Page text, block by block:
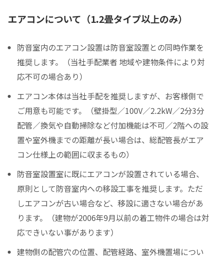
エアコンについて（1.2畳タイプ以上のみ）
防音室内のエアコン設置は防音室設置との同時作業を
推奨します。（当社手配業者 地域や建物条件により対
応不可の場合あり）
エアコン本体は当社手配を推奨しますが、お客様側で
ご用意も可能です。（壁掛型／100V／2.2kW／2分3分
配管／換気や自動掃除など付加機能は不可／2階への設
置や室外機までの距離が長い場合は、総配管長がエア
コン仕様上の範囲に収まるもの）
防音室設置室に既にエアコンが設置されている場合、
原則として防音室内への移設工事を推奨します。ただ
しエアコンが古い場合など、移設に適さない場合があ
ります。（建物が2006年9月以前の着工物件の場合は対
応できいない事があります）
建物側の配管穴の位置、配管経路、室外機置場につい